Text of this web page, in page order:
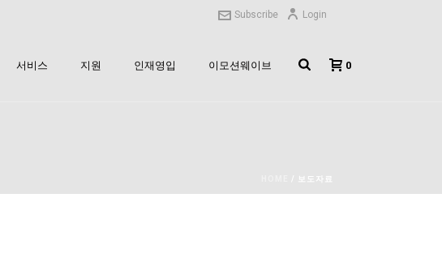
Login
Subscribe
서비스 지원 인재영입 이모션웨이브 0
/ 보도자료